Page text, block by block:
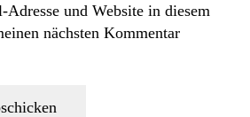
und Website in diesem
nächsten Kommentar